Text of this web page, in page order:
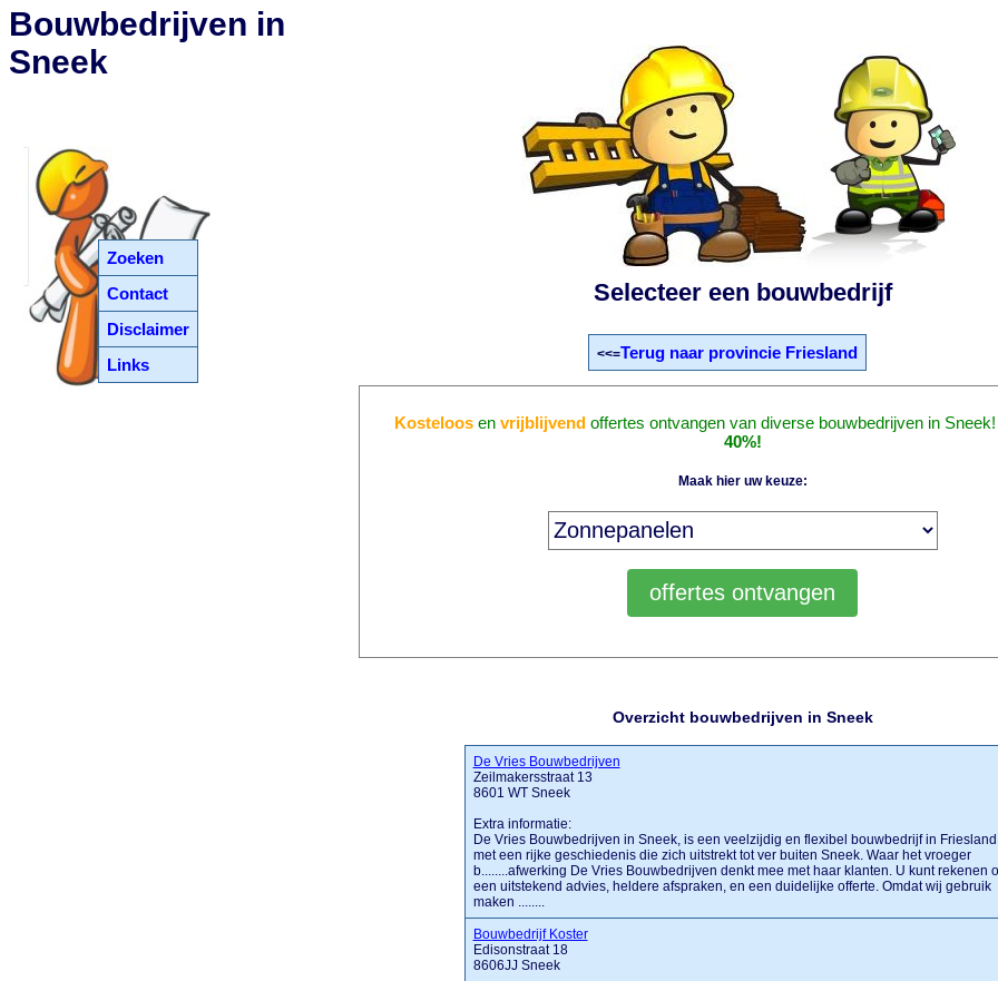
Zoeken
Contact
Disclaimer
Links
Bouwbedrijven in
Sneek
Selecteer een bouwbedrijf
<<=Terug naar provincie Friesland
Kosteloos envrijblijvend offertes ontvangen van diverse bouwbedrijven in
40%!
Maak hier uw keuze:
Overzicht bouwbedrijven in Sneek
De Vries Bouwbedrijven
Zeilmakersstraat 13
8601 WT Sneek
Extra informatie:
De Vries Bouwbedrijven in Sneek, is een veelzijdig en flexibel bouwbedrijf in
met een rijke geschiedenis die zich uitstrekt tot ver buiten Sneek. Waar het vroeger
b........afwerking De Vries Bouwbedrijven denkt mee met haar klanten. U kunt rekenen
een uitstekend advies, heldere afspraken, en een duidelijke offerte. Omdat wij gebruik
maken ........
Bouwbedrijf Koster
Edisonstraat 18
8606JJ Sneek